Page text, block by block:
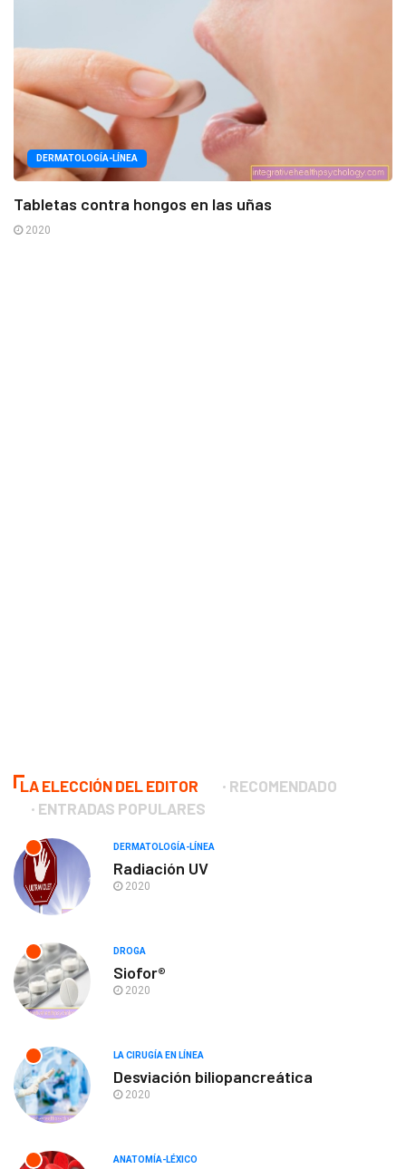
DERMATOLOGÍA-LÍNEA
Tabletas contra hongos en las uñas
2020
LA ELECCIÓN DEL EDITOR
RECOMENDADO
ENTRADAS POPULARES
DERMATOLOGÍA-LÍNEA
Radiación UV
2020
DROGA
Siofor®
2020
LA CIRUGÍA EN LÍNEA
Desviación biliopancreática
2020
ANATOMÍA-LÉXICO